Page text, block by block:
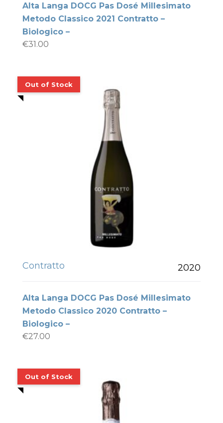
Alta Langa DOCG Pas Dosé Millesimato
Metodo Classico 2021 Contratto –
Biologico –
€31.00
Contratto 2020
Alta Langa DOCG Pas Dosé Millesimato
Metodo Classico 2020 Contratto –
Biologico –
€27.00